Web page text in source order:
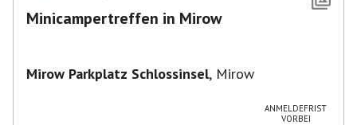
Minicampertreffen in Mirow
Mirow Parkplatz Schlossinsel, Mirow
ANMELDEFRIST
VORBEI